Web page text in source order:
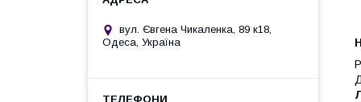
вул. Євгена Чикаленка, 89 к18,
Одеса, Україна